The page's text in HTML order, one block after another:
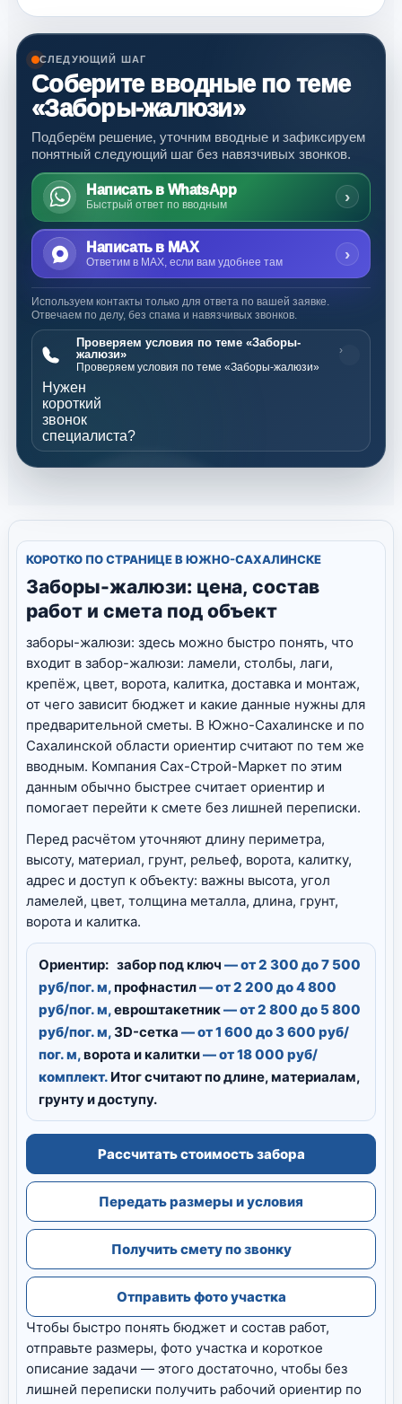
СЛЕДУЮЩИЙ ШАГ
Соберите вводные по теме
«Заборы-жалюзи»
Подберём решение, уточним вводные и зафиксируем
понятный следующий шаг без навязчивых звонков.
Написать в WhatsApp
Быстрый ответ по вводным ›
Написать в MAX
Ответим в MAX, если вам удобнее там ›
Используем контакты только для ответа по вашей заявке.
Отвечаем по делу, без спама и навязчивых звонков.
Проверяем условия по теме «Заборы-
жалюзи»
Проверяем условия по теме «Заборы-жалюзи»
›
Нужен
короткий
звонок
специалиста?
КОРОТКО ПО СТРАНИЦЕ В ЮЖНО-САХАЛИНСКЕ
Заборы-жалюзи: цена, состав
работ и смета под объект
заборы-жалюзи: здесь можно быстро понять, что
входит в забор-жалюзи: ламели, столбы, лаги,
крепёж, цвет, ворота, калитка, доставка и монтаж,
от чего зависит бюджет и какие данные нужны для
предварительной сметы. В Южно-Сахалинске и по
Сахалинской области ориентир считают по тем же
вводным. Компания Сах-Строй-Маркет по этим
данным обычно быстрее считает ориентир и
помогает перейти к смете без лишней переписки.
Перед расчётом уточняют длину периметра,
высоту, материал, грунт, рельеф, ворота, калитку,
адрес и доступ к объекту: важны высота, угол
ламелей, цвет, толщина металла, длина, грунт,
ворота и калитка.
Ориентир: забор под ключ — от 2 300 до 7 500
руб/пог. м,профнастил— от 2 200 до 4 800
руб/пог. м,евроштакетник— от 2 800 до 5 800
руб/пог. м, 3D-сетка — от 1 600 до 3 600 руб/
пог. м,ворота и калитки— от 18 000 руб/
комплект. Итог считают по длине, материалам,
грунту и доступу.
Рассчитать стоимость забора
Передать размеры и условия
Получить смету по звонку
Отправить фото участка
Чтобы быстро понять бюджет и состав работ,
отправьте размеры, фото участка и короткое
описание задачи — этого достаточно, чтобы без
лишней переписки получить рабочий ориентир по